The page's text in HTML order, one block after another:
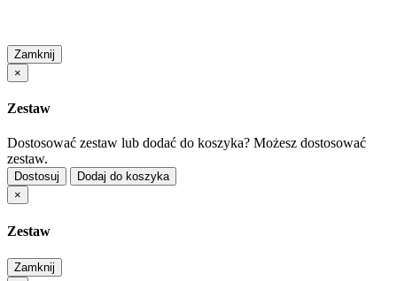
Zamknij
×
Zestaw
Dostosować zestaw lub dodać do koszyka? Możesz dostosować
zestaw.
Dostosuj
Dodaj do koszyka
×
Zestaw
Zamknij